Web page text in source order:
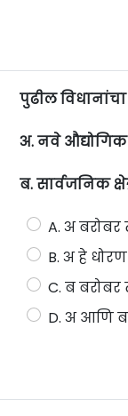
पुढील
अ. नवे औद्योगिक
ब. सार्वजनिक
A. अ
B. अ हे
C. ब
D. अ आणि